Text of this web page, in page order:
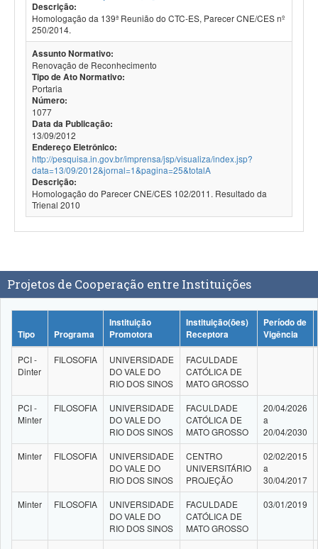
Descrição:
Homologação da 139ª Reunião do CTC-ES, Parecer CNE/CES nº
250/2014.
Assunto Normativo:
Renovação de Reconhecimento
Tipo de Ato Normativo:
Portaria
Número:
1077
Data da Publicação:
13/09/2012
Endereço Eletrônico:
http://pesquisa.in.gov.br/imprensa/jsp/visualiza/index.jsp?
data=13/09/2012&jornal=1&pagina=25&totalA
Descrição:
Homologação do Parecer CNE/CES 102/2011. Resultado da
Trienal 2010
Projetos de Cooperação entre Instituições
Tipo Programa
Instituição
Promotora
Instituição(ões)
Receptora
Período de
Vigência
PCI -
Dinter
FILOSOFIA
UNIVERSIDADE
DO VALE DO
RIO DOS SINOS
FACULDADE
CATÓLICA DE
MATO GROSSO
PCI -
Minter
FILOSOFIA
UNIVERSIDADE
DO VALE DO
RIO DOS SINOS
FACULDADE
CATÓLICA DE
MATO GROSSO
20/04/2026
a
20/04/2030
Minter
FILOSOFIA
UNIVERSIDADE
DO VALE DO
RIO DOS SINOS
CENTRO
UNIVERSITÁRIO
PROJEÇÃO
02/02/2015
a
30/04/2017
Minter
FILOSOFIA
UNIVERSIDADE
DO VALE DO
RIO DOS SINOS
FACULDADE
CATÓLICA DE
MATO GROSSO
03/01/2019